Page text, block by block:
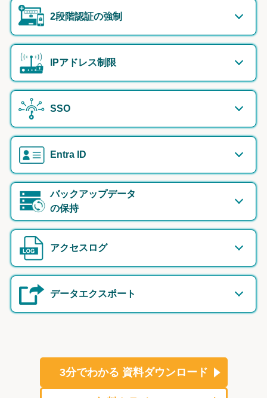
2段階認証の強制
IPアドレス制限
SSO
Entra ID
バックアップデータ
の保持
アクセスログ
データエクスポート
3分でわかる 資料ダウンロード